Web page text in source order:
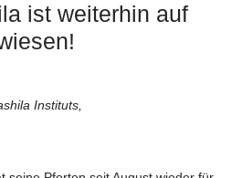
ist weiterhin auf
Instituts,